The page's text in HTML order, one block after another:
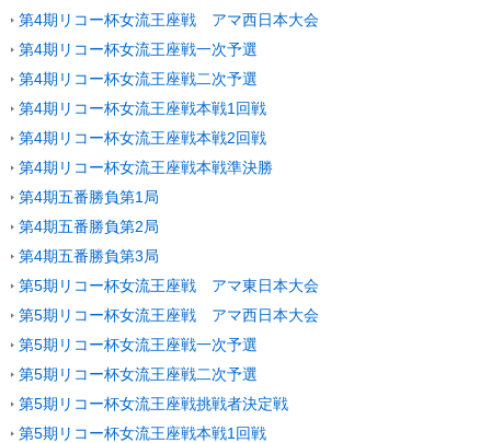
第4期リコー杯女流王座戦 アマ西日本大会
第4期リコー杯女流王座戦一次予選
第4期リコー杯女流王座戦二次予選
第4期リコー杯女流王座戦本戦1回戦
第4期リコー杯女流王座戦本戦2回戦
第4期リコー杯女流王座戦本戦準決勝
第4期五番勝負第1局
第4期五番勝負第2局
第4期五番勝負第3局
第5期リコー杯女流王座戦 アマ東日本大会
第5期リコー杯女流王座戦 アマ西日本大会
第5期リコー杯女流王座戦一次予選
第5期リコー杯女流王座戦二次予選
第5期リコー杯女流王座戦挑戦者決定戦
第5期リコー杯女流王座戦本戦1回戦